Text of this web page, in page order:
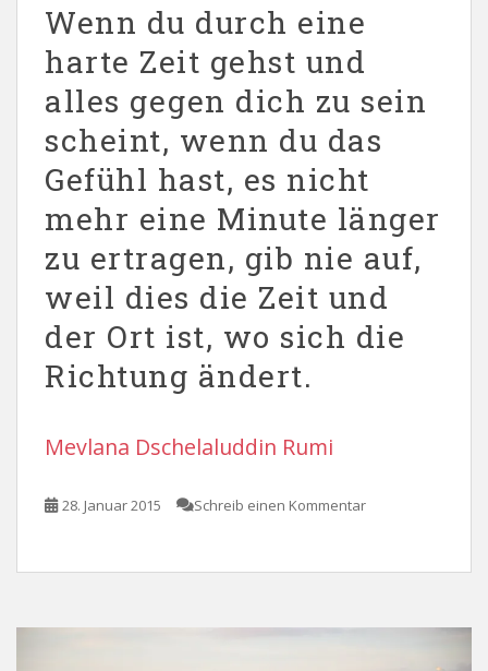
Wenn du durch eine
harte Zeit gehst und
alles gegen dich zu sein
scheint, wenn du das
Gefühl hast, es nicht
mehr eine Minute länger
zu ertragen, gib nie auf,
weil dies die Zeit und
der Ort ist, wo sich die
Richtung ändert.
Mevlana Dschelaluddin Rumi
28. Januar 2015 Schreib einen Kommentar